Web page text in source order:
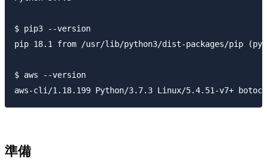
$ pip3 --version
pip 18.1 from /usr/lib/python3/dist-packages/pip
$ aws --version
準備